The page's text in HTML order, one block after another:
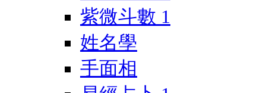
紫微斗數 1
姓名學
手面相